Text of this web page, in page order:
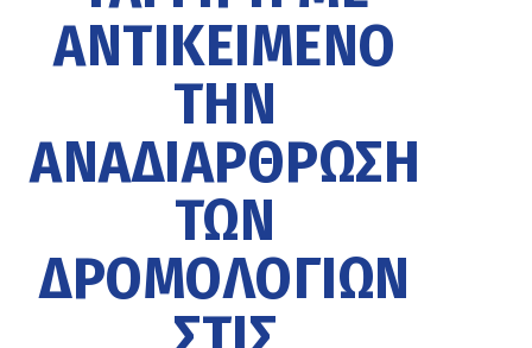
ΑΝΤΙΚΕΊΜΕΝΟ
ΤΗΝ
ΑΝΑΔΙΆΡΘΡΩΣΗ
ΤΩΝ
ΔΡΟΜΟΛΟΓΊΩΝ